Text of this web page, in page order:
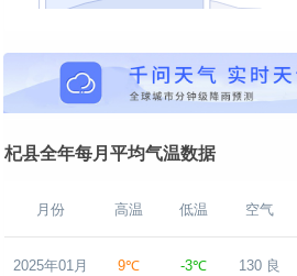
杞县全年每月平均气温数据
月份 高温 低温 空气
2025年01月 9℃ -3℃ 130 良